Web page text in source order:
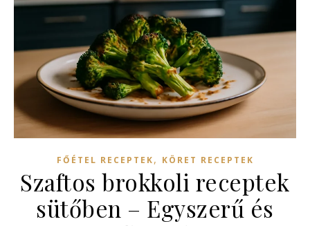
FŐÉTEL RECEPTEK, KÖRET RECEPTEK
Szaftos brokkoli receptek
sütőben – Egyszerű és